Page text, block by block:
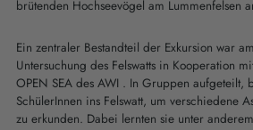
brütenden Hochseevögel am Lummenfelsen
Ein zentraler Bestandteil der Exkursion war
Untersuchung des Felswatts in Kooperation
OPEN SEA des AWI . In Gruppen aufgeteilt,
SchülerInnen ins Felswatt, um verschiedene
zu erkunden. Dabei lernten sie unter